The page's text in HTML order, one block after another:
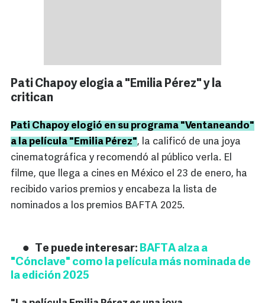
Pati Chapoy elogia a "Emilia Pérez" y la
critican
Pati Chapoy elogió en su programa "Ventaneando"
a la película "Emilia Pérez", la calificó de una joya
cinematográfica y recomendó al público verla. El
filme, que llega a cines en México el 23 de enero, ha
recibido varios premios y encabeza la lista de
nominados a los premios BAFTA 2025.
Te puede interesar: BAFTA alza a
"Cónclave" como la película más nominada de
la edición 2025